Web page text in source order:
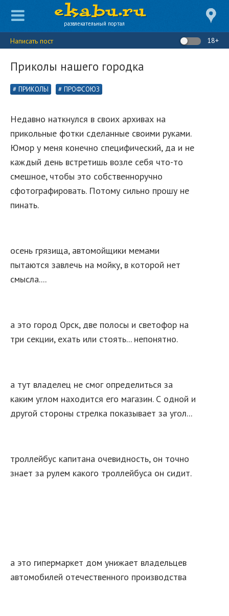
развлекательный портал
Написать пост 18+
Приколы нашего городка
ПРИКОЛЫ ПРОФСОЮЗ
Недавно наткнулся в своих архивах на
прикольные фотки сделанные своими руками.
Юмор у меня конечно специфический, да и не
каждый день встретишь возле себя что-то
смешное, чтобы это собственноручно
сфотографировать. Потому сильно прошу не
пинать.
осень грязища, автомойщики мемами
пытаются завлечь на мойку, в которой нет
смысла....
а это город Орск, две полосы и светофор на
три секции, ехать или стоять... непонятно.
а тут владелец не смог определиться за
каким углом находится его магазин. С одной и
другой стороны стрелка показывает за угол...
троллейбус капитана очевидность, он точно
знает за рулем какого троллейбуса он сидит.
а это гипермаркет дом унижает владельцев
автомобилей отечественного производства